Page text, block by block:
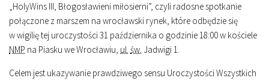
„HolyWins III, Błogosławieni miłosierni”, czyli radosne spotkanie
połączone z marszem na wrocławski rynek, które odbędzie się
w wigilię tej uroczystości 31 października o godzinie18:00w kościele
NMP na Piasku we Wrocławiu, ul. św. Jadwigi 1.
Celem jest ukazywanie prawdziwego sensu Uroczystości Wszystkich